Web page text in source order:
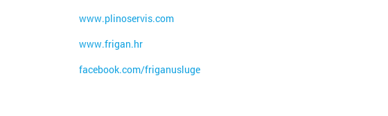
www.plinoservis.com
www.frigan.hr
facebook.com/friganusluge